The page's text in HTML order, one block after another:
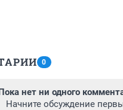
0
нет ни одного
Начните обсуждение